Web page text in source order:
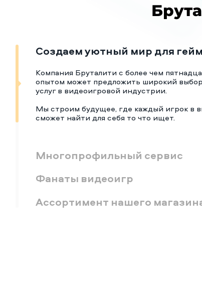
Создаем уютный мир для
Компания Бруталити с более чем
опытом может предложить широкий
услуг в видеоигровой индустрии.
Мы строим будущее, где каждый игрок в
сможет найти для себя то что ищет.
Многопрофильный сервис
Фанаты видеоигр
Ассортимент нашего